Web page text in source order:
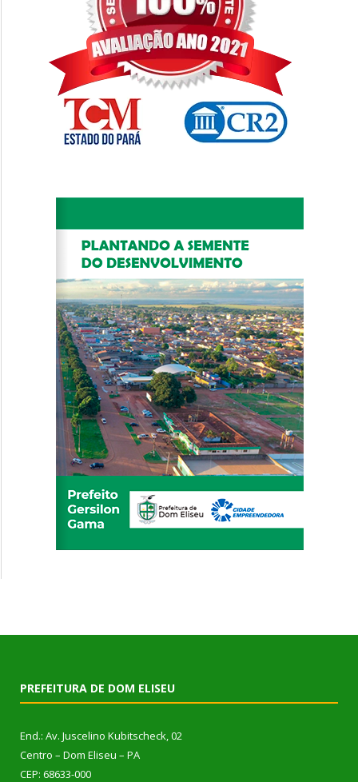
PREFEITURA DE DOM ELISEU
End.: Av. Juscelino Kubitscheck, 02
Centro – Dom Eliseu – PA
CEP: 68633-000